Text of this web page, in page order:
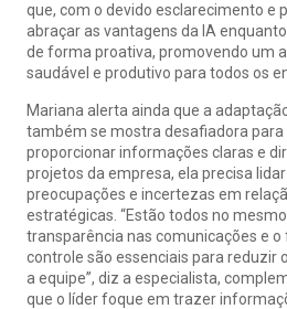
que, com o devido esclarecimento e
abraçar as vantagens da IA
de forma proativa, promovendo um
saudável e produtivo para todos os
Mariana alerta ainda que a
também se mostra desafiadora para
proporcionar informações claras e
projetos da empresa, ela precisa
preocupações e incertezas em
estratégicas. “Estão todos no
transparência nas comunicações e o
controle são essenciais para reduzir
a equipe”, diz a especialista,
que o líder foque em trazer